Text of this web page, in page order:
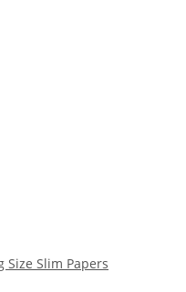
Size Slim Papers